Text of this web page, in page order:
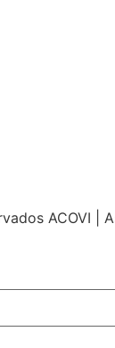
ACOVI |